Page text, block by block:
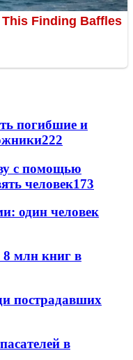
погибшие и
222
с помощью
человек173
один человек
8 млн книг в
пострадавших
в